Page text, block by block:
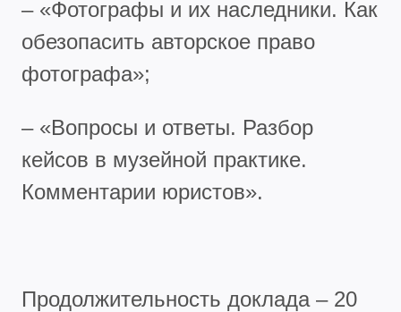
– «Фотографы и их наследники. Как
обезопасить авторское право
фотографа»;
– «Вопросы и ответы. Разбор
кейсов в музейной практике.
Комментарии юристов».
Продолжительность доклада – 20